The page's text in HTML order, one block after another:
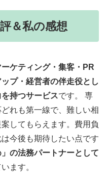
＆私の感想
ケティング・集客・PR
プ・経営者の伴走役とし
持つサービスです。 専
れも第一線で、難しい相
してもらえます。費用負
今後も期待したい点です
の法務パートナーとして
ます。